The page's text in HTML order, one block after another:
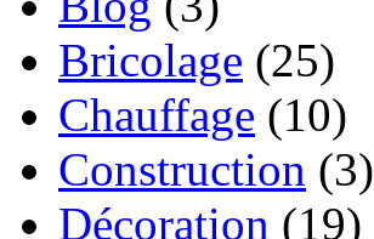
Bricolage (25)
Chauffage (10)
Construction (3)
Décoration (19)